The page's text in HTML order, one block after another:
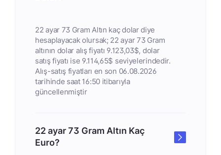
22 ayar 73 Gram Altın kaç dolar diye
hesaplayacak olursak; 22 ayar 73 Gram
altının dolar alış fiyatı 9.123,03$, dolar
satış fiyatı ise 9.114,65$ seviyelerindedir.
Alış-satış fiyatları en son 06.08.2026
tarihinde saat 16:50 itibarıyla
güncellenmiştir
22 ayar 73 Gram Altın Kaç
Euro?